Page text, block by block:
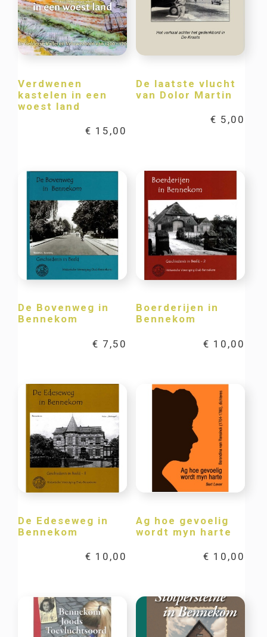
Verdwenen
kastelen in een
woest land
€ 15,00
De laatste vlucht
van Dolor Martin
€ 5,00
De Bovenweg in
Bennekom
€ 7,50
Boerderijen in
Bennekom
€ 10,00
De Edeseweg in
Bennekom
€ 10,00
Ag hoe gevoelig
wordt myn harte
€ 10,00